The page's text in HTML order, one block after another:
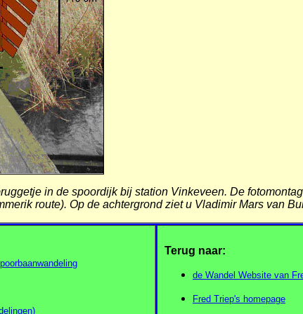
in de spoordijk bij station Vinkeveen. De
route). Op de achtergrond ziet u Vladimir Mars van
Terug naar:
de Wandel Website van
Fred Triep's homepage